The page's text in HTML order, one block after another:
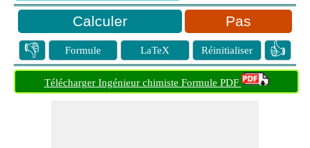
Pas
👎 Formule LaTeX Réinitialiser 👍
Télécharger Ingénieur chimiste Formule PDF